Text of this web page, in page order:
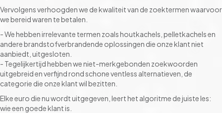
Vervolgens verhoogden we de kwaliteit van de zoektermen waarvoor
we bereid waren te betalen.
- We hebben irrelevante termen zoals houtkachels, pelletkachels en
andere brandstofverbrandende oplossingen die onze klant niet
aanbiedt, uitgesloten.
- Tegelijkertijd hebben we niet-merkgebonden zoekwoorden
uitgebreid en verfijnd rond schone ventless alternatieven, de
categorie die onze klant wil bezitten.
Elke euro die nu wordt uitgegeven, leert het algoritme de juiste les:
wie een goede klant is.